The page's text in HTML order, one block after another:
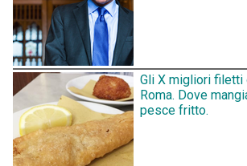
Gli X migliori filetti
Roma. Dove
pesce fritto.